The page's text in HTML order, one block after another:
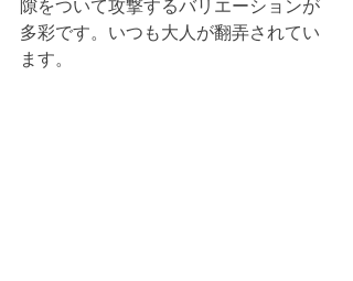
隙をついて攻撃するバリエーションが
多彩です。いつも大人が翻弄されてい
ます。